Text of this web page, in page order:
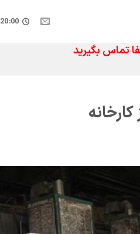
20:00 - 10:00
تماس بگیرید